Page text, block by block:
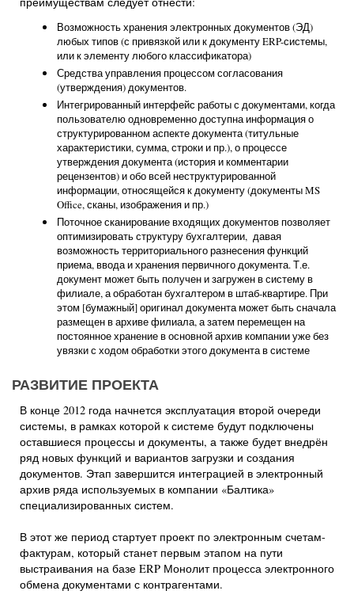
Возможность хранения электронных документов (ЭД)
любых типов (с привязкой или к документу ERP-системы,
или к элементу любого классификатора)
Средства управления процессом согласования
(утверждения) документов.
Интегрированный интерфейс работы с документами, когда
пользователю одновременно доступна информация о
структурированном аспекте документа (титульные
характеристики, сумма, строки и пр.), о процессе
утверждения документа (история и комментарии
рецензентов) и обо всей неструктурированной
информации, относящейся к документу (документы MS
Office, сканы, изображения и пр.)
Поточное сканирование входящих документов позволяет
оптимизировать структуру бухгалтерии, давая
возможность территориального разнесения функций
приема, ввода и хранения первичного документа. Т.е.
документ может быть получен и загружен в систему в
филиале, а обработан бухгалтером в штаб-квартире. При
этом [бумажный] оригинал документа может быть сначала
размещен в архиве филиала, а затем перемещен на
постоянное хранение в основной архив компании уже без
увязки с ходом обработки этого документа в системе
РАЗВИТИЕ ПРОЕКТА
В конце 2012 года начнется эксплуатация второй очереди
системы, в рамках которой к системе будут подключены
оставшиеся процессы и документы, а также будет внедрён
ряд новых функций и вариантов загрузки и создания
документов. Этап завершится интеграцией в электронный
архив ряда используемых в компании «Балтика»
специализированных систем.
В этот же период стартует проект по электронным счетам-
фактурам, который станет первым этапом на пути
выстраивания на базе ERP Монолит процесса электронного
обмена документами с контрагентами.